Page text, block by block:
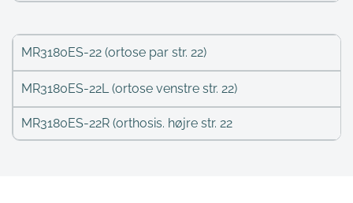
MR3180ES-22 (ortose par str. 22)
MR3180ES-22L (ortose venstre str. 22)
MR3180ES-22R (orthosis. højre str. 22